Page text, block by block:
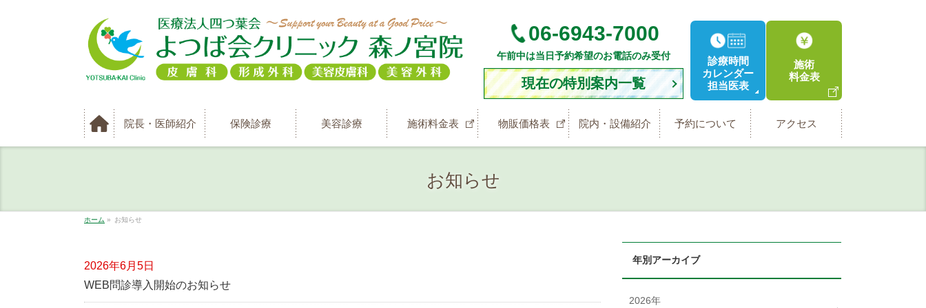
06-6943-7000
午前中は当日予約希望のお電話のみ受付
現在の特別案内一覧
診療時間
カレンダー
担当医表
施術
料金表
院長・医師紹介 保険診療 美容診療 施術料金表 物販価格表 院内・設備紹介 予約について アクセス
お知らせ
ホーム » お知らせ
2026年6月5日
WEB問診導入開始のお知らせ
年別アーカイブ
2026年